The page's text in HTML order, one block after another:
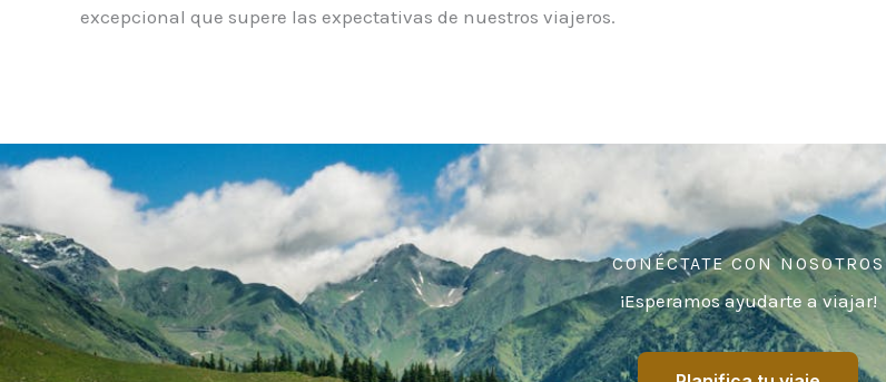
excepcional que supere las expectativas de nuestros viajeros.
CONÉCTATE CON NOSOTROS
¡Esperamos ayudarte a viajar!